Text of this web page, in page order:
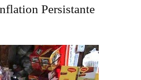
Persistante